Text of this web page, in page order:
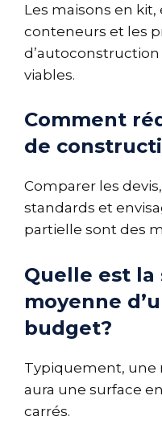
Les maisons en kit,
conteneurs et les
viables.
Comment
de
Comparer les
standards et
partielle sont des
Quelle est la
moyenne
budget?
Typiquement, une
aura une surface
carrés.